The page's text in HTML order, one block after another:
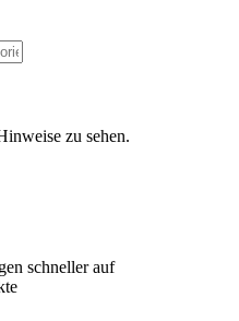
zu sehen.
schneller auf